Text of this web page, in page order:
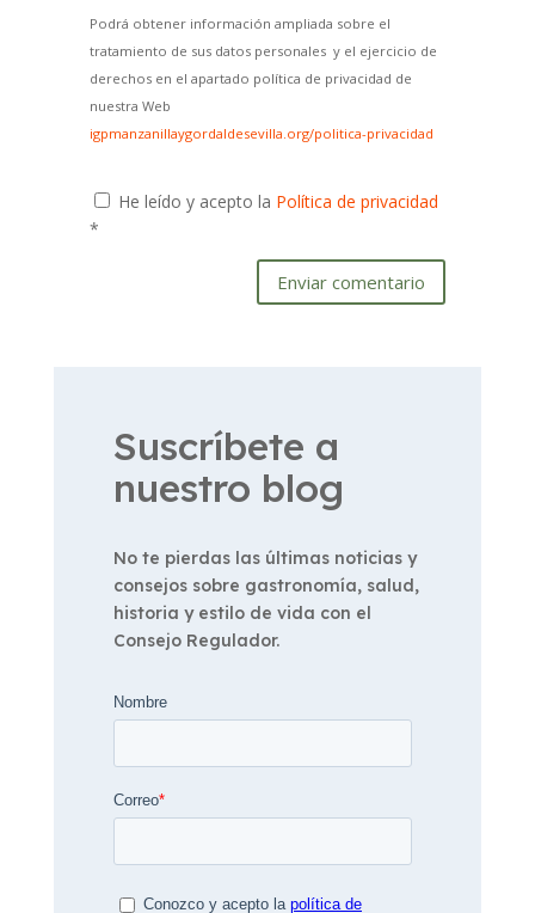
Podrá obtener información ampliada sobre el
tratamiento de sus datos personales y el ejercicio de
derechos en el apartado política de privacidad de
nuestra Web
igpmanzanillaygordaldesevilla.org/politica-privacidad
He leído y acepto la Política de privacidad
*
Enviar comentario
Suscríbete a
nuestro blog
No te pierdas las últimas noticias y
consejos sobre gastronomía, salud,
historia y estilo de vida con el
Consejo Regulador.